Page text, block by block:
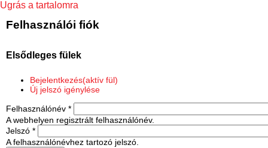
Ugrás a tartalomra
Felhasználói fiók
Elsődleges fülek
Bejelentkezés(aktív fül)
Új jelszó igénylése
Felhasználónév *
A webhelyen regisztrált felhasználónév.
Jelszó *
A felhasználónévhez tartozó jelszó.